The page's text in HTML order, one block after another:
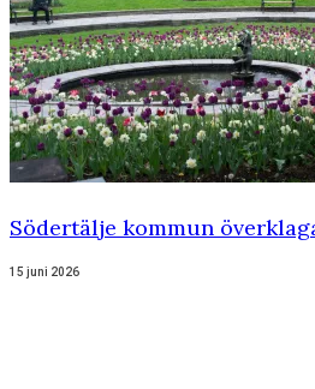
Södertälje kommun
15 juni 2026